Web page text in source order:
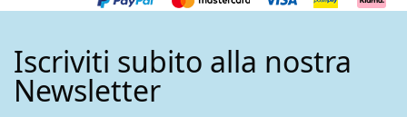
Iscriviti subito alla nostra
Newsletter